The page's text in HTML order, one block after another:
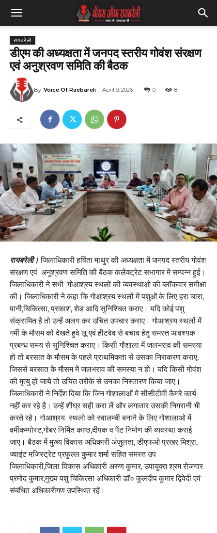
रायबरेली
डीएम की अध्यक्षता में जनपद स्तरीय गोवंश संरक्षण
एवं अनुश्रवण समिति की बैठक
By Voice Of Raebareli April 9, 2026 0 8
रायबरेली। जिलाधिकारी हर्षिता माथुर की अध्यक्षता में जनपद स्तरीय गोवंश
संरक्षण एवं अनुश्रवण समिति की बैठक कलेक्ट्रेट सभागार में सम्पन्न हुई।
जिलाधिकारी ने सभी गोआश्रय स्थलों की व्यवस्थाओ की ब्लॉकवार समीक्षा
की। जिलाधिकारी ने कहा कि गोआश्रय स्थलों में पशुओं के लिए हरा चारा,
पानी,चिकित्सा, प्रकाश, शेड आदि सुनिश्चित कराए। यदि कोई पशु
संक्रामित है तो उन्हें अलग कर उचित उपचार कराए। गोआश्रय स्थलों में
गर्मी के मौसम को देखते हुवे लू एवं हीटवेव से बचाव हेतु समस्त आवश्यक
प्रबन्ध समय से सुनिश्चित कराए। किसी गौशाला में जलभराव की समस्या
हो तो बरसात के मौसम के पहले प्राथमिकता से उसका निराकरण कराए,
जिससे बरसात के मौसम में जलभराव की समस्या न हो। यदि किसी गोवंश
की मृत्यु हो जाये तो उचित तरीके से उनका निस्तारण किया जाए।
जिलाधिकारी ने निर्देश दिया कि जिन गोशालाओं में सीसीटीवी कैमरे कार्य
नहीं कर रहे है। उन्हें शीघ्र सही करा लें और लगातार उसकी निगरानी भी
करते रहे। गोआश्रय स्थलो को स्वालम्बी बनाने के लिए गोशालाओ में
वर्मीकम्पोस्ट,गोबर निर्मित काष्ठ,दीपक व पेंट निर्माण की व्यवस्था कराई
जाए। बैठक में मुख्य विकास अधिकारी अंजुलता, डीएफओ प्रखर मिश्रा,
ज्वाइंट मजिस्ट्रेट प्रफुल्ल कुमार शर्मा सहित समस्त उप
जिलाधिकारी,जिला विकास अधिकारी अरुण कुमार, उपायुक्त श्रम रोजगार
प्रमोद कुमार,मुख्य पशु चिकित्सा अधिकारी डॉ० कुलदीप कुमार द्विवेदी एवं
संबंधित अधिकारीगण उपस्थित रहें।